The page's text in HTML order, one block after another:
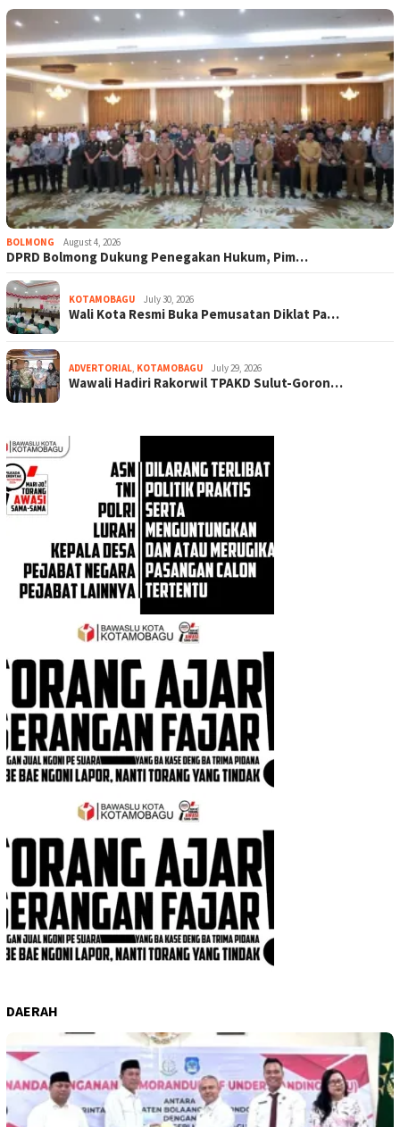
BOLMONG August 4, 2026
DPRD Bolmong Dukung Penegakan Hukum, Pim…
KOTAMOBAGU July 30, 2026
Wali Kota Resmi Buka Pemusatan Diklat Pa…
ADVERTORIAL, KOTAMOBAGU July 29, 2026
Wawali Hadiri Rakorwil TPAKD Sulut-Goron…
DAERAH